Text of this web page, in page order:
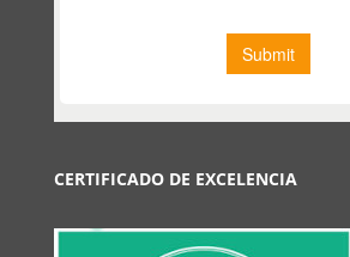
CERTIFICADO DE EXCELENCIA